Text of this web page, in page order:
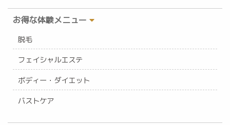
お得な体験メニュー
脱毛
フェイシャルエステ
ボディー・ダイエット
バストケア